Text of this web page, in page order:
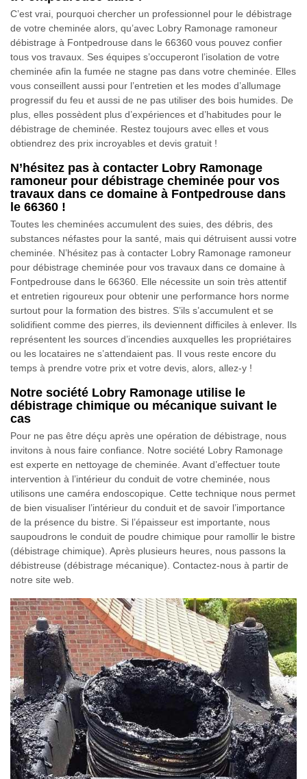
C’est vrai, pourquoi chercher un professionnel pour le débistrage
de votre cheminée alors, qu’avec Lobry Ramonage ramoneur
débistrage à Fontpedrouse dans le 66360 vous pouvez confier
tous vos travaux. Ses équipes s’occuperont l’isolation de votre
cheminée afin la fumée ne stagne pas dans votre cheminée. Elles
vous conseillent aussi pour l’entretien et les modes d’allumage
progressif du feu et aussi de ne pas utiliser des bois humides. De
plus, elles possèdent plus d’expériences et d’habitudes pour le
débistrage de cheminée. Restez toujours avec elles et vous
obtiendrez des prix incroyables et devis gratuit !
N’hésitez pas à contacter Lobry Ramonage
ramoneur pour débistrage cheminée pour vos
travaux dans ce domaine à Fontpedrouse dans
le 66360 !
Toutes les cheminées accumulent des suies, des débris, des
substances néfastes pour la santé, mais qui détruisent aussi votre
cheminée. N’hésitez pas à contacter Lobry Ramonage ramoneur
pour débistrage cheminée pour vos travaux dans ce domaine à
Fontpedrouse dans le 66360. Elle nécessite un soin très attentif
et entretien rigoureux pour obtenir une performance hors norme
surtout pour la formation des bistres. S’ils s’accumulent et se
solidifient comme des pierres, ils deviennent difficiles à enlever. Ils
représentent les sources d’incendies auxquelles les propriétaires
ou les locataires ne s’attendaient pas. Il vous reste encore du
temps à prendre votre prix et votre devis, alors, allez-y !
Notre société Lobry Ramonage utilise le
débistrage chimique ou mécanique suivant le
cas
Pour ne pas être déçu après une opération de débistrage, nous
invitons à nous faire confiance. Notre société Lobry Ramonage
est experte en nettoyage de cheminée. Avant d’effectuer toute
intervention à l’intérieur du conduit de votre cheminée, nous
utilisons une caméra endoscopique. Cette technique nous permet
de bien visualiser l’intérieur du conduit et de savoir l’importance
de la présence du bistre. Si l’épaisseur est importante, nous
saupoudrons le conduit de poudre chimique pour ramollir le bistre
(débistrage chimique). Après plusieurs heures, nous passons la
débistreuse (débistrage mécanique). Contactez-nous à partir de
notre site web.